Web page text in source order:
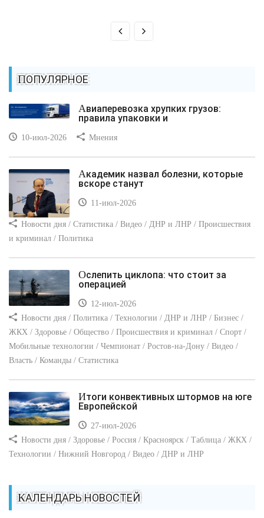
ПОПУЛЯРНОЕ
Авиаперевозка хрупких грузов:
правила упаковки и
10-июл-2026 Мнения
Академик назвал болезни, которые
вскоре станут
11-июл-2026
Новости дня / Статистика / Видео / ДНР и ЛНР / Происшествия
и криминал / Политика
Ослепить циклопа: что стоит за
операцией
12-июл-2026
Новости дня / Политика / Технологии / ДНР и ЛНР / Бизнес /
ЖКХ / Здоровье / Общество / Происшествия и криминал / Спорт /
Мобильные технологии / Чемпионат / Ростов-на-Дону / Видео /
Власть / Команды / Статистика
Итоги конвективных штормов на юге
Европейской
27-июл-2026
Новости дня / Здоровье / Россия / Красноярск / Таблица / ЖКХ /
Технологии / Нижний Новгород / Видео / ДНР и ЛНР
КАЛЕНДАРЬ НОВОСТЕЙ